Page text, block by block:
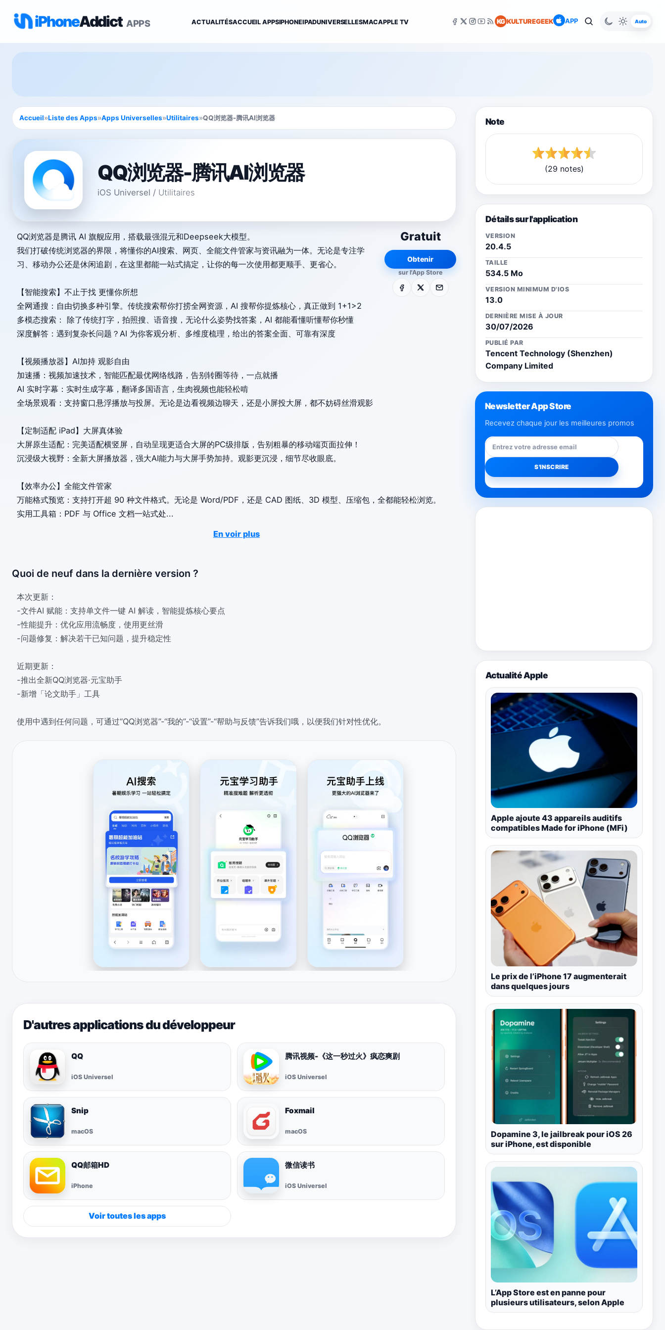
iPhoneAddict APPS ACTUALITÉSACCUEIL APPSIPHONEIPADUNIVERSELLESMACAPPLE TV KG KULTUREGEEK APP Auto
Accueil»Liste des Apps»Apps Universelles»Utilitaires»QQ浏览器-腾讯AI浏览器
QQ浏览器-腾讯AI浏览器
iOS Universel / Utilitaires
Gratuit
Obtenir
sur l'App Store
Facebook E-mail
QQ浏览器是腾讯 AI 旗舰应用，搭载最强混元和Deepseek大模型。
我们打破传统浏览器的界限，将懂你的AI搜索、网页、全能文件管家与资讯融为一体。无论是专注学
习、移动办公还是休闲追剧，在这里都能一站式搞定，让你的每一次使用都更顺手、更省心。
【智能搜索】不止于找 更懂你所想
全网通搜：自由切换多种引擎。传统搜索帮你打捞全网资源，AI 搜帮你提炼核心，真正做到 1+1>2
多模态搜索： 除了传统打字，拍照搜、语音搜，无论什么姿势找答案，AI 都能看懂听懂帮你秒懂
深度解答：遇到复杂长问题？AI 为你客观分析、多维度梳理，给出的答案全面、可靠有深度
【视频播放器】AI加持 观影自由
加速播：视频加速技术，智能匹配最优网络线路，告别转圈等待，一点就播
AI 实时字幕：实时生成字幕，翻译多国语言，生肉视频也能轻松啃
全场景观看：支持窗口悬浮播放与投屏。无论是边看视频边聊天，还是小屏投大屏，都不妨碍丝滑观影
【定制适配 iPad】大屏真体验
大屏原生适配：完美适配横竖屏，自动呈现更适合大屏的PC级排版，告别粗暴的移动端页面拉伸！
沉浸级大视野：全新大屏播放器，强大AI能力与大屏手势加持。观影更沉浸，细节尽收眼底。
【效率办公】全能文件管家
万能格式预览：支持打开超 90 种文件格式。无论是 Word/PDF，还是 CAD 图纸、3D 模型、压缩包，全都能轻松浏览。
实用工具箱：PDF 与 Office 文档一站式处...
En voir plus
Quoi de neuf dans la dernière version ?
本次更新：
-文件AI 赋能：支持单文件一键 AI 解读，智能提炼核心要点
-性能提升：优化应用流畅度，使用更丝滑
-问题修复：解决若干已知问题，提升稳定性
近期更新：
-推出全新QQ浏览器·元宝助手
-新增「论文助手」工具
使用中遇到任何问题，可通过“QQ浏览器”-“我的”-“设置”-“帮助与反馈”告诉我们哦，以便我们针对性优化。
D'autres applications du développeur
QQ
iOS Universel
腾讯视频-《这一秒过火》疯恋爽剧
iOS Universel
Snip
macOS
Foxmail
macOS
QQ邮箱HD
iPhone
微信读书
iOS Universel
Voir toutes les apps
Note
(29 notes)
Détails sur l'application
VERSION
20.4.5
TAILLE
534.5 Mo
VERSION MINIMUM D'IOS
13.0
DERNIÈRE MISE À JOUR
30/07/2026
PUBLIÉ PAR
Tencent Technology (Shenzhen)
Company Limited
Newsletter App Store
Recevez chaque jour les meilleures promos
Actualité Apple
Apple ajoute 43 appareils auditifs
compatibles Made for iPhone (MFi)
Le prix de l’iPhone 17 augmenterait
dans quelques jours
Dopamine 3, le jailbreak pour iOS 26
sur iPhone, est disponible
L’App Store est en panne pour
plusieurs utilisateurs, selon Apple